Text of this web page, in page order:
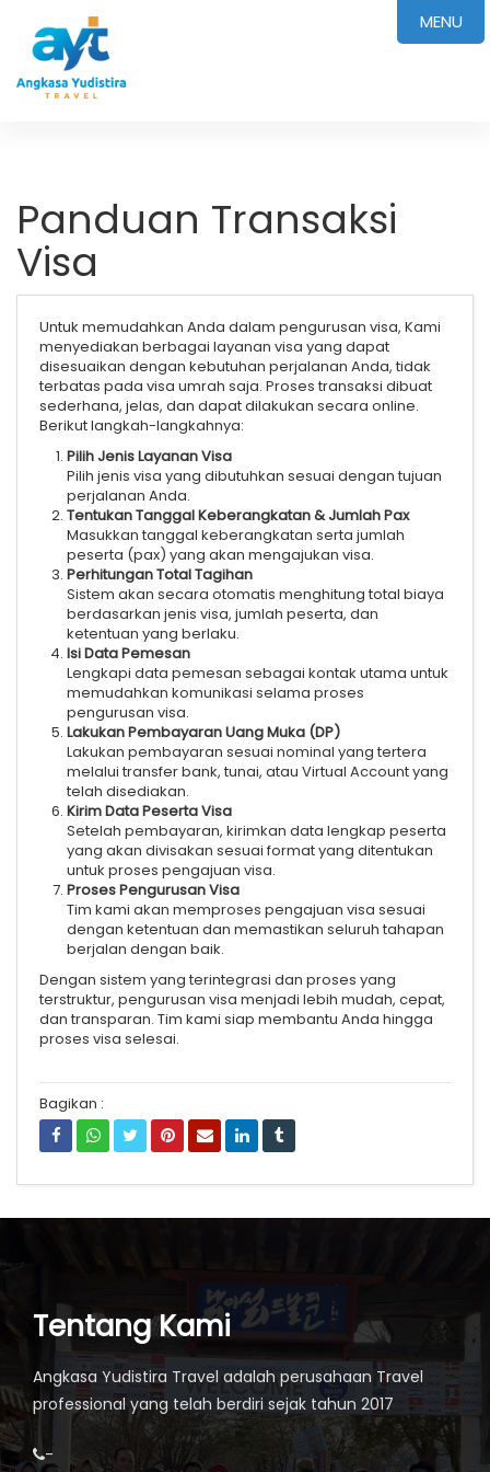
Panduan Transaksi
Visa
Untuk memudahkan Anda dalam pengurusan visa, Kami
menyediakan berbagai layanan visa yang dapat
disesuaikan dengan kebutuhan perjalanan Anda, tidak
terbatas pada visa umrah saja. Proses transaksi dibuat
sederhana, jelas, dan dapat dilakukan secara online.
Berikut langkah-langkahnya:
Pilih Jenis Layanan Visa
Pilih jenis visa yang dibutuhkan sesuai dengan tujuan
perjalanan Anda.
Tentukan Tanggal Keberangkatan & Jumlah Pax
Masukkan tanggal keberangkatan serta jumlah
peserta (pax) yang akan mengajukan visa.
Perhitungan Total Tagihan
Sistem akan secara otomatis menghitung total biaya
berdasarkan jenis visa, jumlah peserta, dan
ketentuan yang berlaku.
Isi Data Pemesan
Lengkapi data pemesan sebagai kontak utama untuk
memudahkan komunikasi selama proses
pengurusan visa.
Lakukan Pembayaran Uang Muka (DP)
Lakukan pembayaran sesuai nominal yang tertera
melalui transfer bank, tunai, atau Virtual Account yang
telah disediakan.
Kirim Data Peserta Visa
Setelah pembayaran, kirimkan data lengkap peserta
yang akan divisakan sesuai format yang ditentukan
untuk proses pengajuan visa.
Proses Pengurusan Visa
Tim kami akan memproses pengajuan visa sesuai
dengan ketentuan dan memastikan seluruh tahapan
berjalan dengan baik.
Dengan sistem yang terintegrasi dan proses yang
terstruktur, pengurusan visa menjadi lebih mudah, cepat,
dan transparan. Tim kami siap membantu Anda hingga
proses visa selesai.
Bagikan :
Tentang Kami
Angkasa Yudistira Travel adalah perusahaan Travel
professional yang telah berdiri sejak tahun 2017
-
MENU